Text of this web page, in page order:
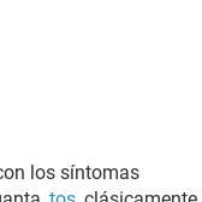
los síntomas